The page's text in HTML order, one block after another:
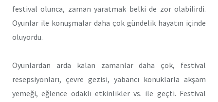
festival olunca, zaman yaratmak belki de zor olabilirdi.
Oyunlar ile konuşmalar daha çok gündelik hayatın içinde
oluyordu.
Oyunlardan arda kalan zamanlar daha çok, festival
resepsiyonları, çevre gezisi, yabancı konuklarla akşam
yemeği, eğlence odaklı etkinlikler vs. ile geçti. Festival